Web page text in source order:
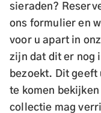
sieraden?
ons formulier en
voor u apart in
zijn dat dit er nog
bezoekt. Dit geeft
te komen
collectie mag